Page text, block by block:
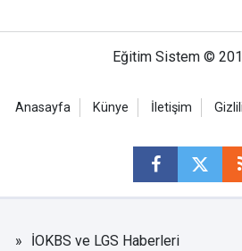
Eğitim Sistem ©
Anasayfa Künye İletişim
İOKBS ve LGS Haberleri